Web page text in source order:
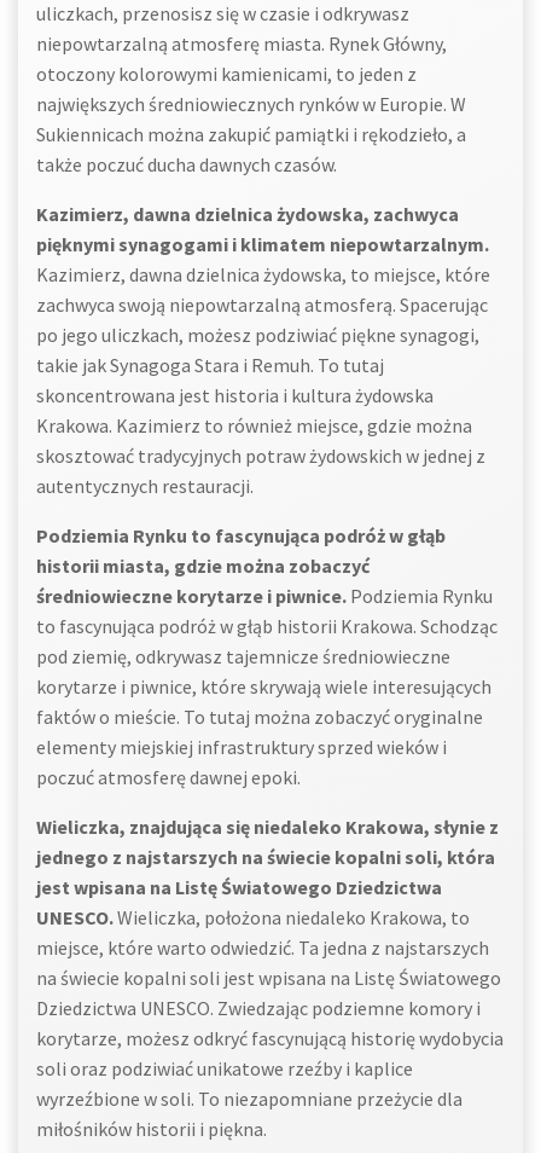
uliczkach, przenosisz się w czasie i odkrywasz
niepowtarzalną atmosferę miasta. Rynek Główny,
otoczony kolorowymi kamienicami, to jeden z
największych średniowiecznych rynków w Europie. W
Sukiennicach można zakupić pamiątki i rękodzieło, a
także poczuć ducha dawnych czasów.
Kazimierz, dawna dzielnica żydowska, zachwyca
pięknymi synagogami i klimatem niepowtarzalnym.
Kazimierz, dawna dzielnica żydowska, to miejsce, które
zachwyca swoją niepowtarzalną atmosferą. Spacerując
po jego uliczkach, możesz podziwiać piękne synagogi,
takie jak Synagoga Stara i Remuh. To tutaj
skoncentrowana jest historia i kultura żydowska
Krakowa. Kazimierz to również miejsce, gdzie można
skosztować tradycyjnych potraw żydowskich w jednej z
autentycznych restauracji.
Podziemia Rynku to fascynująca podróż w głąb
historii miasta, gdzie można zobaczyć
średniowieczne korytarze i piwnice. Podziemia Rynku
to fascynująca podróż w głąb historii Krakowa. Schodząc
pod ziemię, odkrywasz tajemnicze średniowieczne
korytarze i piwnice, które skrywają wiele interesujących
faktów o mieście. To tutaj można zobaczyć oryginalne
elementy miejskiej infrastruktury sprzed wieków i
poczuć atmosferę dawnej epoki.
Wieliczka, znajdująca się niedaleko Krakowa, słynie z
jednego z najstarszych na świecie kopalni soli, która
jest wpisana na Listę Światowego Dziedzictwa
UNESCO.Wieliczka, położona niedaleko Krakowa, to
miejsce, które warto odwiedzić. Ta jedna z najstarszych
na świecie kopalni soli jest wpisana na Listę Światowego
Dziedzictwa UNESCO. Zwiedzając podziemne komory i
korytarze, możesz odkryć fascynującą historię wydobycia
soli oraz podziwiać unikatowe rzeźby i kaplice
wyrzeźbione w soli. To niezapomniane przeżycie dla
miłośników historii i piękna.